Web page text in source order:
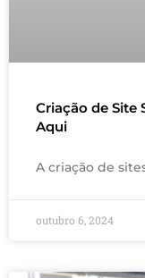
Criação de Site
Aqui
A criação de
outubro 6, 2024